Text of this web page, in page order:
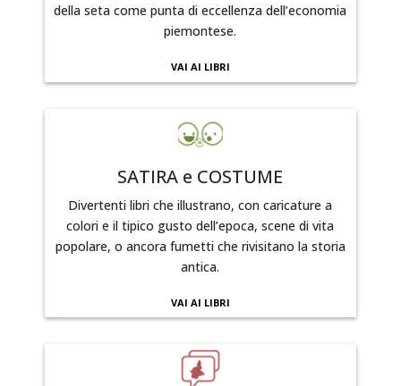
della seta come punta di eccellenza dell’economia
piemontese.
VAI AI LIBRI
SATIRA e COSTUME
Divertenti libri che illustrano, con caricature a
colori e il tipico gusto dell’epoca, scene di vita
popolare, o ancora fumetti che rivisitano la storia
antica.
VAI AI LIBRI